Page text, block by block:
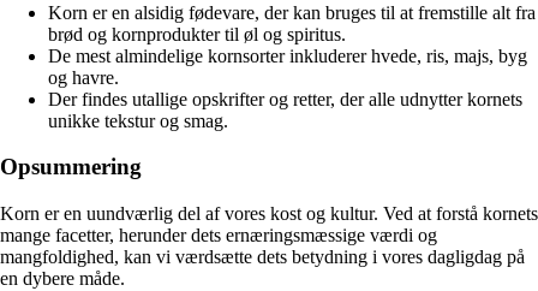
Korn er en alsidig fødevare, der kan bruges til at fremstille alt fra
brød og kornprodukter til øl og spiritus.
De mest almindelige kornsorter inkluderer hvede, ris, majs, byg
og havre.
Der findes utallige opskrifter og retter, der alle udnytter kornets
unikke tekstur og smag.
Opsummering
Korn er en uundværlig del af vores kost og kultur. Ved at forstå kornets
mange facetter, herunder dets ernæringsmæssige værdi og
mangfoldighed, kan vi værdsætte dets betydning i vores dagligdag på
en dybere måde.